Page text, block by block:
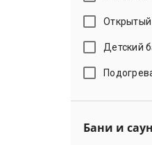
Открытый
Детский
Бани и